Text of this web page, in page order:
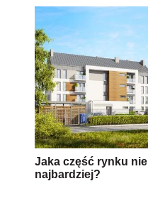
Jaka część rynku
najbardziej?